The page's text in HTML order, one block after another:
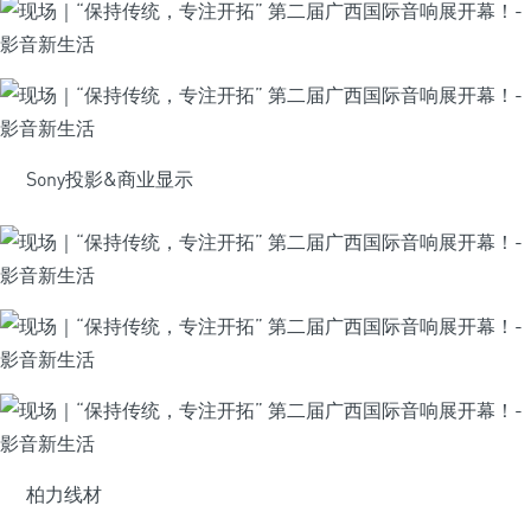
Sony投影&商业显示
柏力线材